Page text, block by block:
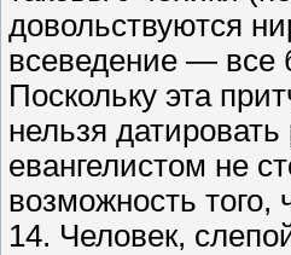
довольствуются
всеведение — все
Поскольку эта
нельзя
евангелистом не
возможность
14. Человек,